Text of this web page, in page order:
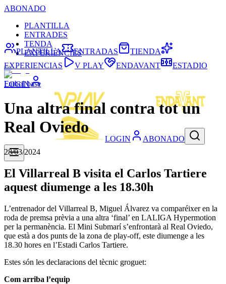
ABONADO
PLANTILLA
ENTRADES
TENDA
EXPERIÈNCIES
LOGIN
LOGIN ABONADO
PLANTILLA ENTRADAS
TIENDA
EXPERIENCIAS
V PLAY ENDAVANT ESTADIO
Futbol base
Una altra final contra tot un
Real Oviedo
28/03/2024
El Villarreal B visita el Carlos Tartiere
aquest diumenge a les 18.30h
L’entrenador del Villarreal B, Miguel Álvarez va comparéixer en la
roda de premsa prèvia a una altra ‘final’ en LALIGA Hypermotion
per la permanència. El Mini Submarí s’enfrontarà al Real Oviedo,
que està a dos punts de la zona de play-off, este diumenge a les
18.30 hores en l’Estadi Carlos Tartiere.
Estes són les declaracions del tècnic groguet:
Com arriba l’equip